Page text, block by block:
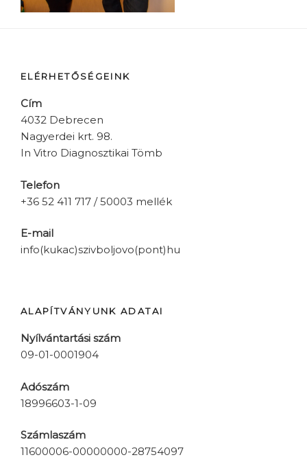
ELÉRHETŐSÉGEINK
Cím
4032 Debrecen
Nagyerdei krt. 98.
In Vitro Diagnosztikai Tömb
Telefon
+36 52 411 717 / 50003 mellék
E-mail
info(kukac)szivboljovo(pont)hu
ALAPÍTVÁNYUNK ADATAI
Nyílvántartási szám
09-01-0001904
Adószám
18996603-1-09
Számlaszám
11600006-00000000-28754097